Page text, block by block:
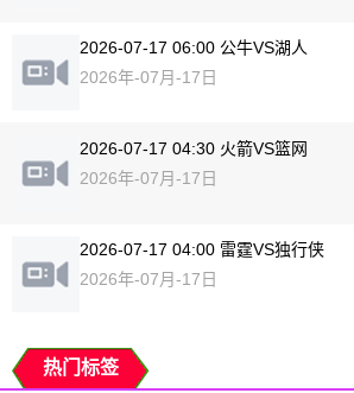
2026-07-17 06:00 公牛VS湖人
2026年-07月-17日
2026-07-17 04:30 火箭VS篮网
2026年-07月-17日
2026-07-17 04:00 雷霆VS独行侠
2026年-07月-17日
热门标签